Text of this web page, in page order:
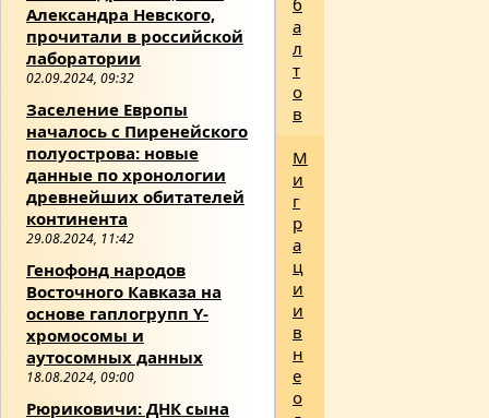
Александра Невского,
прочитали в российской
лаборатории
02.09.2024, 09:32
Заселение Европы
началось с Пиренейского
полуострова: новые
данные по хронологии
древнейших обитателей
континента
29.08.2024, 11:42
Генофонд народов
Восточного Кавказа на
основе гаплогрупп Y-
хромосомы и
аутосомных данных
18.08.2024, 09:00
Рюриковичи: ДНК сына
б
а
л
т
о
в
М
и
г
р
а
ц
и
и
в
н
е
о